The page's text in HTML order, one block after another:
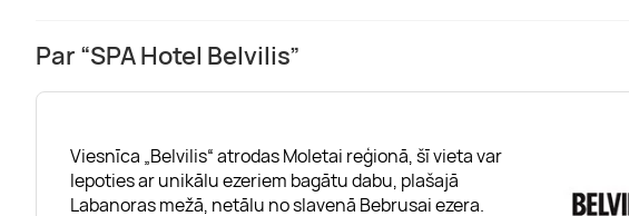
Par “SPA Hotel Belvilis”
Viesnīca „Belvilis“ atrodas Moletai reģionā, šī vieta var
lepoties ar unikālu ezeriem bagātu dabu, plašajā
Labanoras mežā, netālu no slavenā Bebrusai ezera.